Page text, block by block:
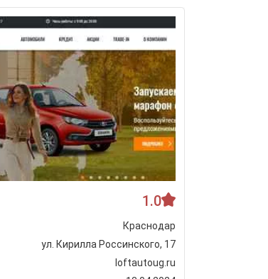
1.0
Краснодар
ул. Кирилла Россинского, 17
loftautoug.ru